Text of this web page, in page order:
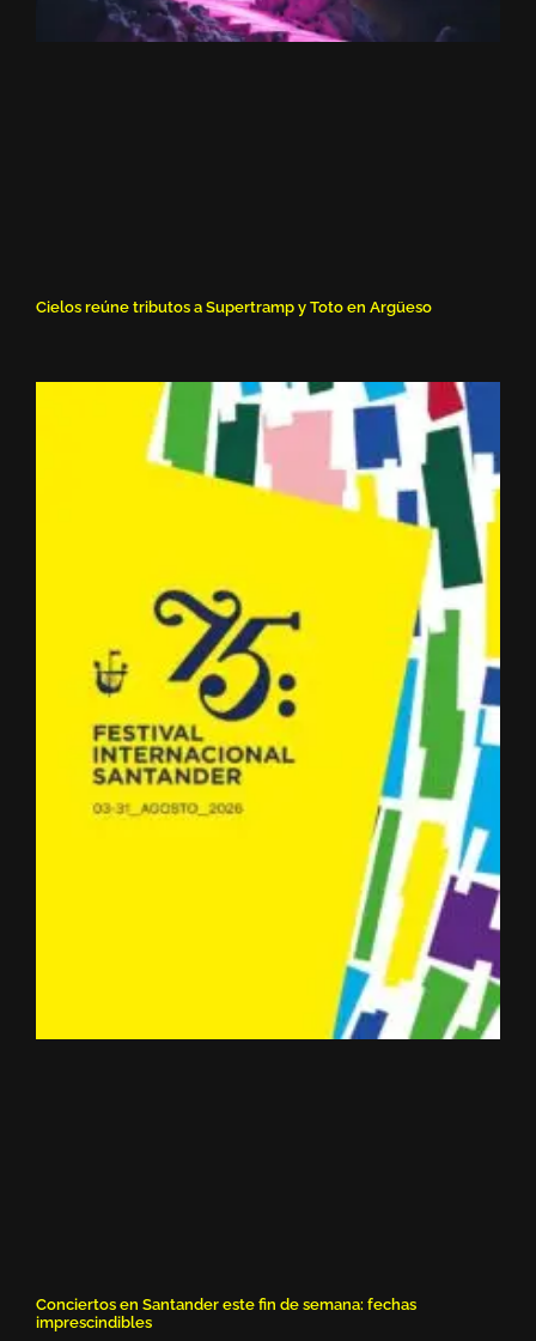
Cielos reúne tributos a Supertramp y Toto en Argüeso
Conciertos en Santander este fin de semana: fechas
imprescindibles